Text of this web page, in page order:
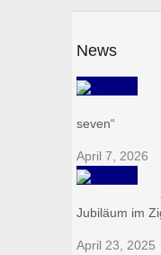
News
seven“
April 7, 2026
Jubiläum im
April 23, 2025